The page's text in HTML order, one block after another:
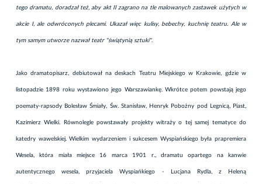
tego dramatu, doradzał też, aby akt II zagrano na tle malowanych zastawek użytych w
akcie I, ale odwróconych plecami. Ukazał więc kulisy, bebechy, kuchnię teatru. Ale w
tym samym utworze nazwał teatr "świątynią sztuki".
Jako dramatopisarz, debiutował na deskach Teatru Miejskiego w Krakowie, gdzie w
listopadzie 1898 roku wystawiono jego Warszawiankę. Wkrótce potem powstają jego
poematy-rapsody Bolesław Śmiały, Św. Stanisław, Henryk Pobożny pod Legnicą, Piast,
Kazimierz Wielki. Równolegle powstawały projekty witraży o tej samej tematyce do
katedry wawelskiej. Wielkim wydarzeniem i sukcesem Wyspiańskiego była prapremiera
Wesela, która miała miejsce 16 marca 1901 r., dramatu opartego na kanwie
autentycznego wesela, przyjaciela Wyspiańkiego - Lucjana Rydla, z Heleną